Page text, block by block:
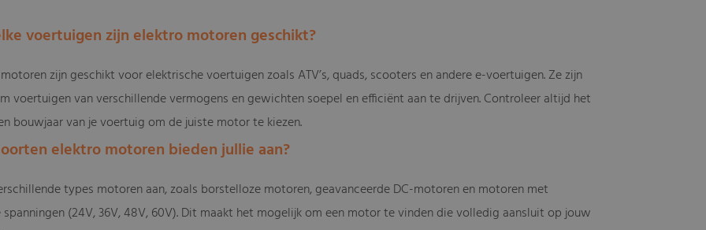
voertuigen zijn elektro motoren geschikt?
zijn geschikt voor elektrische voertuigen zoals ATV’s, quads, scooters en andere e-voertuigen. Ze zijn
voertuigen van verschillende vermogens en gewichten soepel en efficiënt aan te drijven. Controleer altijd het
bouwjaar van je voertuig om de juiste motor te kiezen.
elektro motoren bieden jullie aan?
types motoren aan, zoals borstelloze motoren, geavanceerde DC-motoren en motoren met
(24V, 36V, 48V, 60V). Dit maakt het mogelijk om een motor te vinden die volledig aansluit op jouw